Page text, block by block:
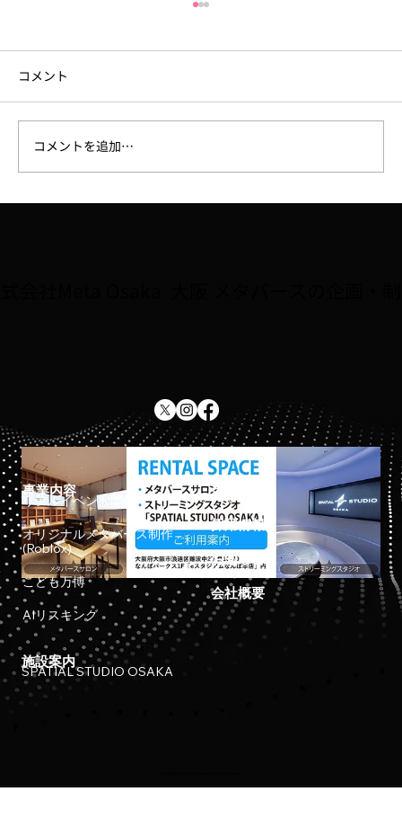
コメント
コメントを追加…
事業内容
リアルイベント開催
オリジナルメタバース制作
(Roblox)
こども万博
AIリスキング
施設案内
SPATIAL STUDIO OSAKA
ホーム
採用情報
お知らせ
会社概要